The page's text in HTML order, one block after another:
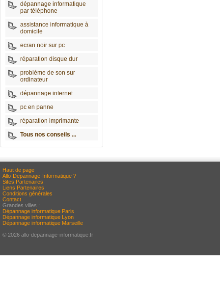
dépannage informatique
par téléphone
assistance informatique à
domicile
ecran noir sur pc
réparation disque dur
problème de son sur
ordinateur
dépannage internet
pc en panne
réparation imprimante
Tous nos conseils ...
Haut de page
Allo-Depannage-Informatique ?
Sites Partenaires
Liens Partenaires
Conditions générales
Contact
Grandes villes :
Dépannage informatique Paris
Dépannage informatique Lyon
Dépannage informatique Marseille
© 2026 allo-depannage-informatique.fr